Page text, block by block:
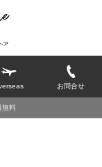
お問合せ
無料